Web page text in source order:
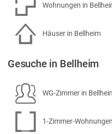
Wohnungen in
Häuser in Bellheim
Gesuche in Bellheim
WG-Zimmer in
1-Zimmer-